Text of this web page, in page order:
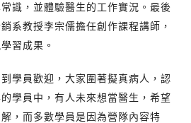
識，並體驗醫生的工作實況。最後
系教授李宗儒擔任創作課程講師，
習成果。
學員歡迎，大家圍著擬真病人，認
學員中，有人未來想當醫生，希望
，而多數學員是因為營隊內容特